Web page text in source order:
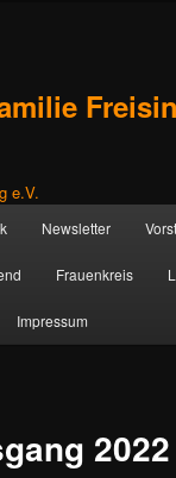
Newsletter
Frauenkreis
Impressum
2022